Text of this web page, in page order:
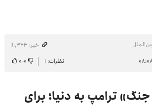
خبر: ۱۱۱٬۳۴۳
نظرات: ۱ ۰-۰
ترامپ به دنیا؛ برای